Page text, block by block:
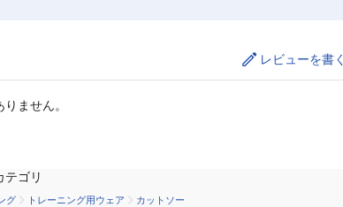
レビューを書く
ません。
テゴリ
グ トレーニング用ウェア カットソー